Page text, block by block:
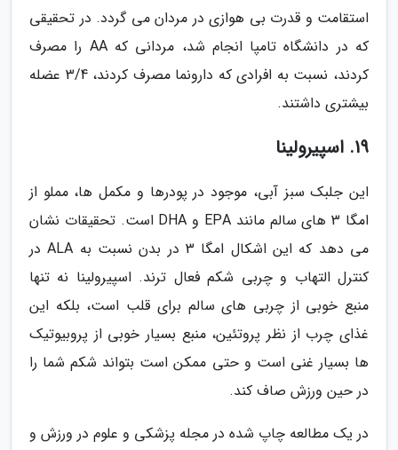
استقامت و قدرت بی هوازی در مردان می گردد. در تحقیقی
که در دانشگاه تامپا انجام شد، مردانی که AA را مصرف
کردند، نسبت به افرادی که دارونما مصرف کردند، 3/4 عضله
بیشتری داشتند.
19. اسپیرولینا
این جلبک سبز آبی، موجود در پودرها و مکمل ها، مملو از
امگا 3 های سالم مانند EPA و DHA است. تحقیقات نشان
می دهد که این اشکال امگا 3 در بدن نسبت به ALA در
کنترل التهاب و چربی شکم فعال ترند. اسپیرولینا نه تنها
منبع خوبی از چربی های سالم برای قلب است، بلکه این
غذای چرب از نظر پروتئین، منبع بسیار خوبی از پروبیوتیک
ها بسیار غنی است و حتی ممکن است بتواند شکم شما را
در حین ورزش صاف کند.
در یک مطالعه چاپ شده در مجله پزشکی و علوم در ورزش و